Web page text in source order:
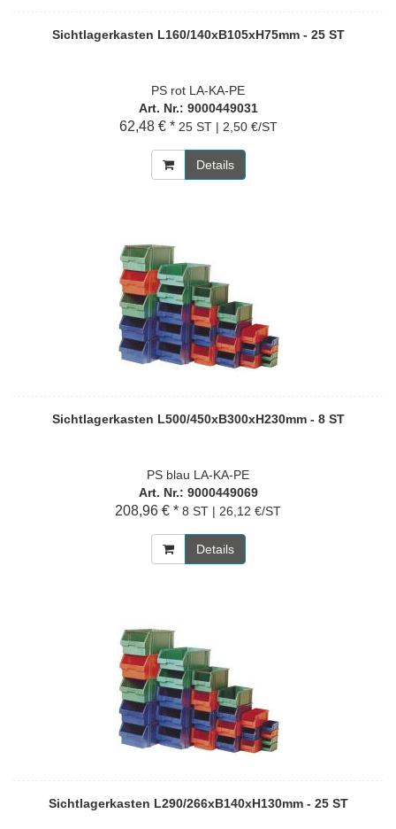
Sichtlagerkasten L160/140xB105xH75mm - 25 ST
PS rot LA-KA-PE
Art. Nr.: 9000449031
62,48 € * 25 ST | 2,50 €/ST
Details
Sichtlagerkasten L500/450xB300xH230mm - 8 ST
PS blau LA-KA-PE
Art. Nr.: 9000449069
208,96 € * 8 ST | 26,12 €/ST
Details
Sichtlagerkasten L290/266xB140xH130mm - 25 ST